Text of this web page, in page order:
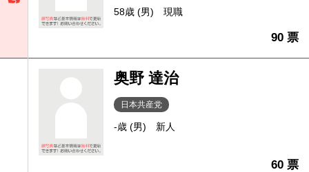
58歳 (男) 現職
90 票
奥野 達治
日本共産党
-歳 (男) 新人
60 票